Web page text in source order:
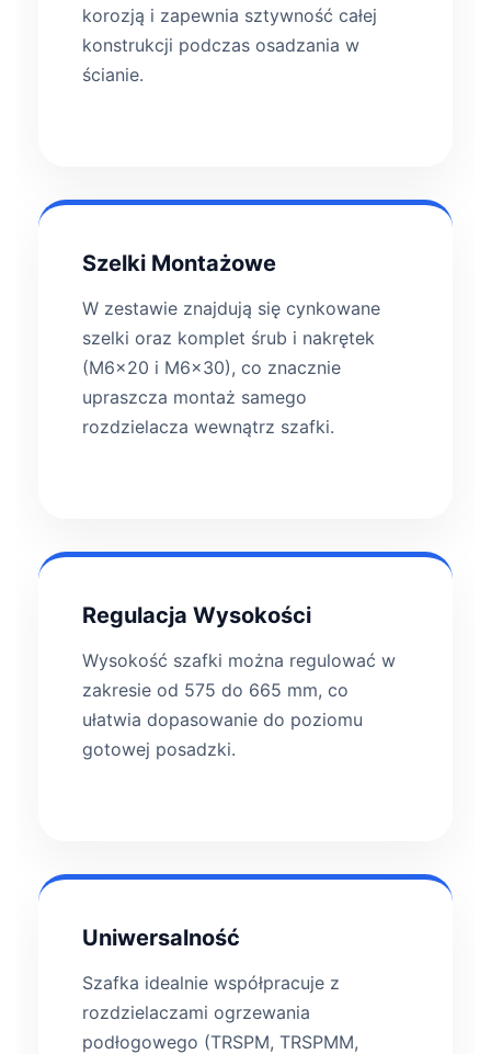
korozją i zapewnia sztywność całej
konstrukcji podczas osadzania w
ścianie.
Szelki Montażowe
W zestawie znajdują się cynkowane
szelki oraz komplet śrub i nakrętek
(M6x20 i M6x30), co znacznie
upraszcza montaż samego
rozdzielacza wewnątrz szafki.
Regulacja Wysokości
Wysokość szafki można regulować w
zakresie od 575 do 665 mm, co
ułatwia dopasowanie do poziomu
gotowej posadzki.
Uniwersalność
Szafka idealnie współpracuje z
rozdzielaczami ogrzewania
podłogowego (TRSPM, TRSPMM,